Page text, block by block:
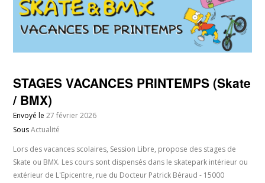
STAGES VACANCES PRINTEMPS (Skate
/ BMX)
Envoyé le27 février 2026
SousActualité
Lors des vacances scolaires, Session Libre, propose des stages de
Skate ou BMX. Les cours sont dispensés dans le skatepark intérieur ou
extérieur de L'Epicentre, rue du Docteur Patrick Béraud - 15000